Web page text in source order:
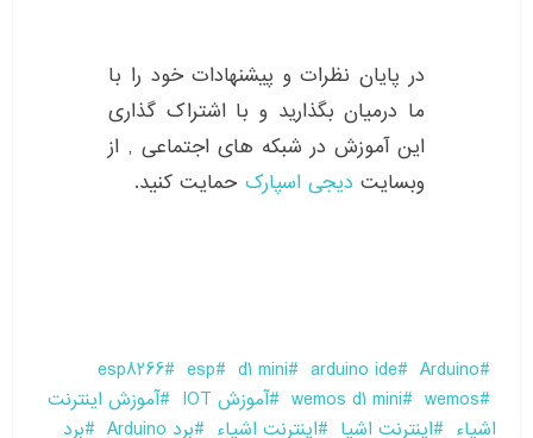
در پایان نظرات و پیشنهادات خود را با
ما درمیان بگذارید و با اشتراک گذاری
این آموزش در شبکه های اجتماعی , از
وبسایت دیجی اسپارک حمایت کنید.
Arduino
arduino ide
d1 mini
esp
esp8266
wemos
wemos d1 mini آموزش IOT
آموزش اینترنت
اشیاء
اینترنت اشیا اینترنت اشیاء برد Arduino برد